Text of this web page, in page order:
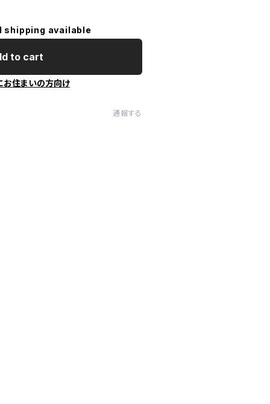
shipping available
to cart
お住まいの方向け
通報する